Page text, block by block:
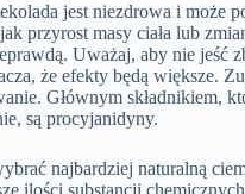
jest niezdrowa i może
przyrost masy ciała lub
Uważaj, aby nie jeść
że ​​efekty będą większe.
Głównym składnikiem,
są procyjanidyny.
najbardziej naturalną
ilości substancji